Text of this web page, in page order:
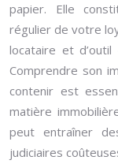
papier. Elle
régulier de votre
locataire et
Comprendre son
contenir est
matière
peut entraîner
judiciaires